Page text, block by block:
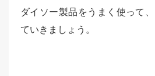
ダイソー製品をうまく使って
ていきましょう。